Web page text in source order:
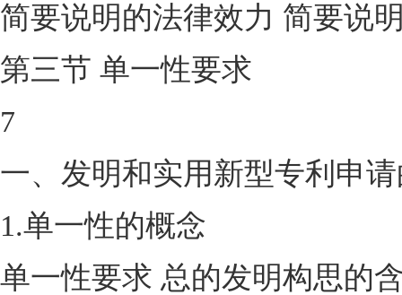
简要说明的法律效力 简要说
第三节 单一性要求
7
一、发明和实用新型专利申
1.单一性的概念
单一性要求 总的发明构思的